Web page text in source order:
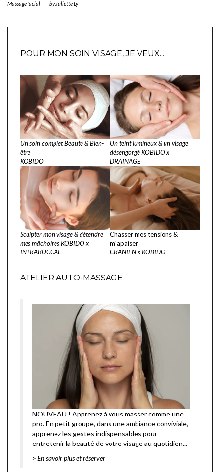
Massage facial - by Juliette Ly
POUR MON SOIN VISAGE, JE VEUX...
Un soin complet Beauté & Bien-
être
KOBIDO
Sculpter mon visage & détendre
mes mâchoires KOBIDO x
INTRABUCCAL
Un teint lumineux & un visage
désengorgé KOBIDO x
DRAINAGE
Chasser mes tensions &
m'apaiser
CRANIEN x KOBIDO
ATELIER AUTO-MASSAGE
NOUVEAU ! Apprenez à vous masser comme une
pro. En petit groupe, dans une ambiance conviviale,
apprenez les gestes indispensables pour
entretenir la beauté de votre visage au quotidien...
> En savoir plus et réserver